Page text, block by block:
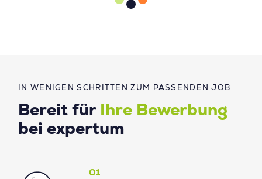
IN WENIGEN SCHRITTEN ZUM PASSENDEN JOB
Bereit für
Ihre Bewerbung
bei expertum
01